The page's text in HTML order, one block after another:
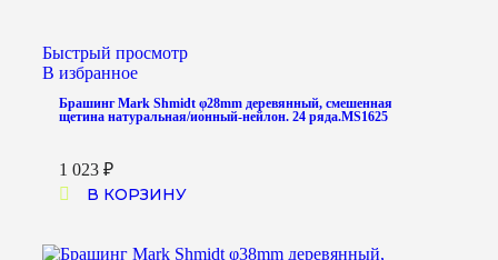
Быстрый просмотр
В избранное
Брашинг Mark Shmidt φ28mm деревянный, смешенная
щетина натуральная/ионный-нейлон. 24 ряда.MS1625
1 023 ₽
В КОРЗИНУ